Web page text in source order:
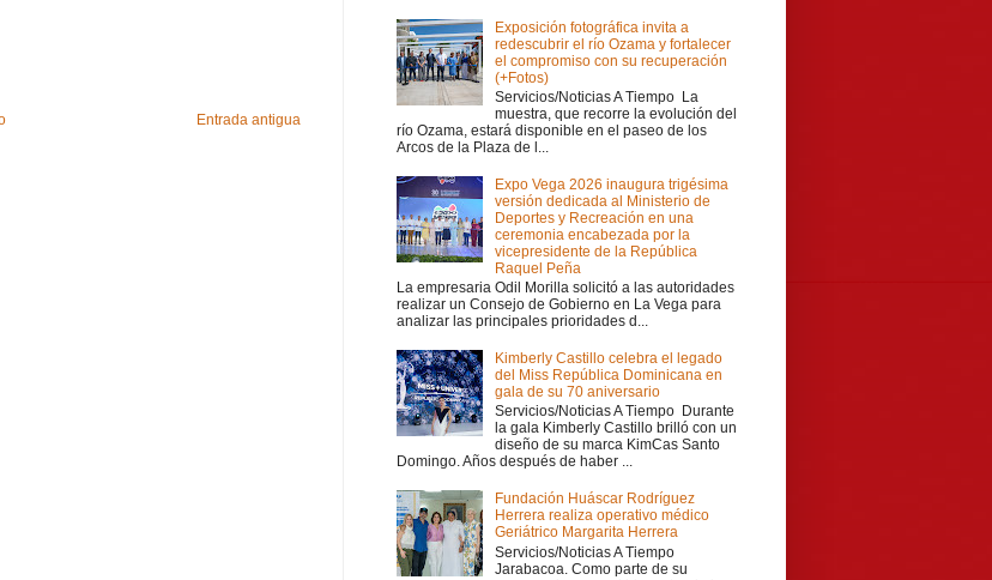
Entrada antigua
Exposición fotográfica invita a
redescubrir el río Ozama y fortalecer
el compromiso con su recuperación
(+Fotos)
Servicios/Noticias A Tiempo La
muestra, que recorre la evolución del
río Ozama, estará disponible en el paseo de los
Arcos de la Plaza de l...
Expo Vega 2026 inaugura trigésima
versión dedicada al Ministerio de
Deportes y Recreación en una
ceremonia encabezada por la
vicepresidente de la República
Raquel Peña
La empresaria Odil Morilla solicitó a las autoridades
realizar un Consejo de Gobierno en La Vega para
analizar las principales prioridades d...
Kimberly Castillo celebra el legado
del Miss República Dominicana en
gala de su 70 aniversario
Servicios/Noticias A Tiempo Durante
la gala Kimberly Castillo brilló con un
diseño de su marca KimCas Santo
Domingo. Años después de haber ...
Fundación Huáscar Rodríguez
Herrera realiza operativo médico
Geriátrico Margarita Herrera
Servicios/Noticias A Tiempo
Jarabacoa. Como parte de su